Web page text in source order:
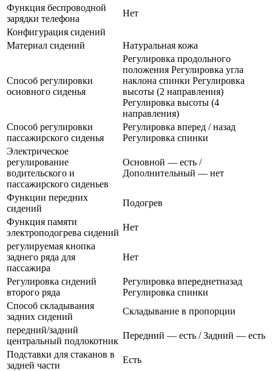
Функция беспроводной
зарядки телефона
Нет
Конфигурация сидений
Материал сидений
Натуральная кожа
Способ регулировки
основного сиденья
Регулировка продольного
положения Регулировка угла
наклона спинки Регулировка
высоты (2 направления)
Регулировка высоты (4
направления)
Способ регулировки
пассажирского сиденья
Регулировка вперед / назад
Регулировка спинки
Электрическое
регулирование
водительского и
пассажирского сиденьев
Основной — есть /
Дополнительный — нет
Функции передних
сидений
Подогрев
Функция памяти
электроподогрева сидений
Нет
регулируемая кнопка
заднего ряда для
пассажира
Нет
Регулировка сидений
второго ряда
Регулировка впереднетназад
Регулировка спинки
Способ складывания
задних сидений
Складывание в пропорции
передний/задний
центральный подлокотник
Передний — есть / Задний — есть
Подставки для стаканов в
задней части
Есть